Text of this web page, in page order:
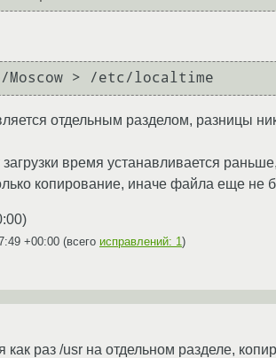
> /etc/localtime
отдельным разделом, разницы
время устанавливается
копирование, иначе файла еще не
)
+00:00 (всего исправлений: 1 )
раз /usr на отдельном разделе,